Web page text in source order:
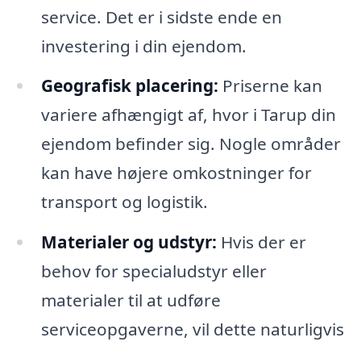
service. Det er i sidste ende en
investering i din ejendom.
Geografisk placering: Priserne kan
variere afhængigt af, hvor i Tarup din
ejendom befinder sig. Nogle områder
kan have højere omkostninger for
transport og logistik.
Materialer og udstyr: Hvis der er
behov for specialudstyr eller
materialer til at udføre
serviceopgaverne, vil dette naturligvis